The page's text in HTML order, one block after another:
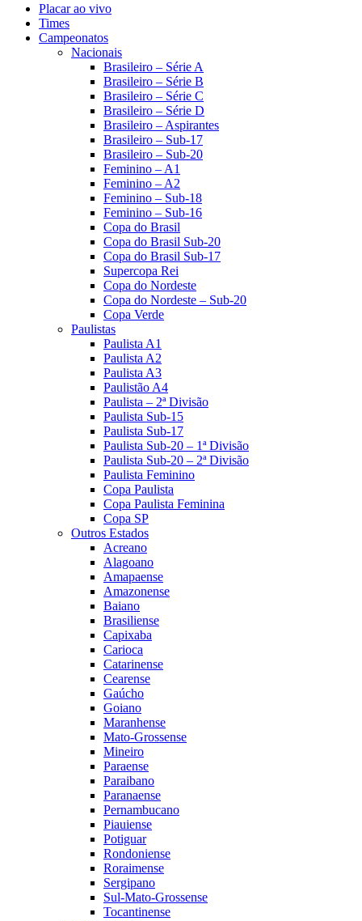
Placar ao vivo
Times
Campeonatos
Nacionais
Brasileiro – Série A
Brasileiro – Série B
Brasileiro – Série C
Brasileiro – Série D
Brasileiro – Aspirantes
Brasileiro – Sub-17
Brasileiro – Sub-20
Feminino – A1
Feminino – A2
Feminino – Sub-18
Feminino – Sub-16
Copa do Brasil
Copa do Brasil Sub-20
Copa do Brasil Sub-17
Supercopa Rei
Copa do Nordeste
Copa do Nordeste – Sub-20
Copa Verde
Paulistas
Paulista A1
Paulista A2
Paulista A3
Paulistão A4
Paulista – 2ª Divisão
Paulista Sub-15
Paulista Sub-17
Paulista Sub-20 – 1ª Divisão
Paulista Sub-20 – 2ª Divisão
Paulista Feminino
Copa Paulista
Copa Paulista Feminina
Copa SP
Outros Estados
Acreano
Alagoano
Amapaense
Amazonense
Baiano
Brasiliense
Capixaba
Carioca
Catarinense
Cearense
Gaúcho
Goiano
Maranhense
Mato-Grossense
Mineiro
Paraense
Paraibano
Paranaense
Pernambucano
Piauiense
Potiguar
Rondoniense
Roraimense
Sergipano
Sul-Mato-Grossense
Tocantinense